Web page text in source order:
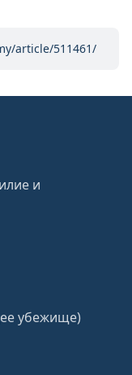
article/511461/
и
убежище)